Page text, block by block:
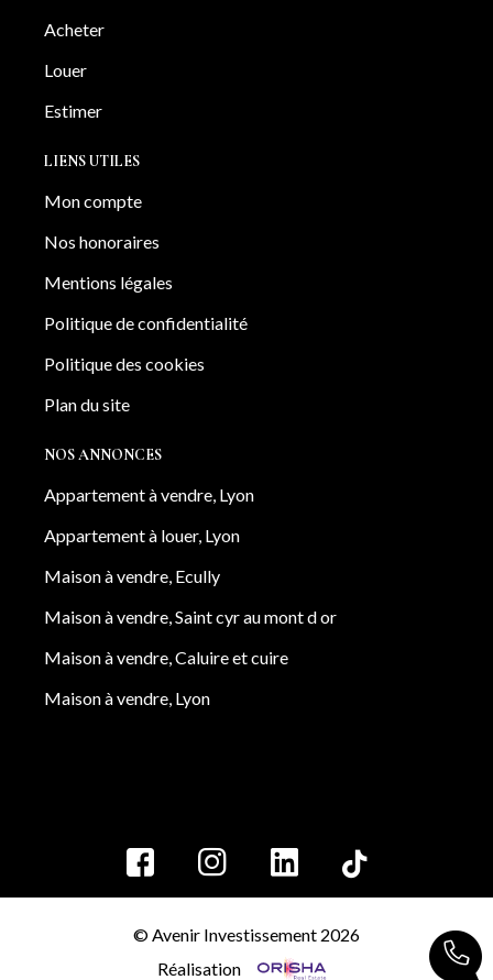
Acheter
Louer
Estimer
LIENS UTILES
Mon compte
Nos honoraires
Mentions légales
Politique de confidentialité
Politique des cookies
Plan du site
NOS ANNONCES
Appartement à vendre, Lyon
Appartement à louer, Lyon
Maison à vendre, Ecully
Maison à vendre, Saint cyr au mont d or
Maison à vendre, Caluire et cuire
Maison à vendre, Lyon
© Avenir Investissement 2026
Réalisation